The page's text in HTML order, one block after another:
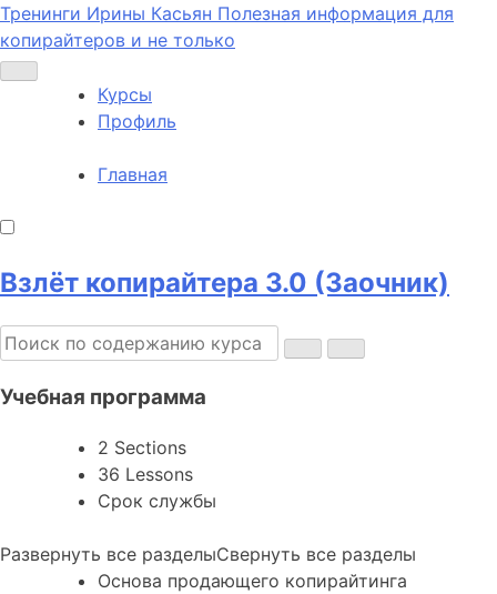
Тренинги Ирины Касьян Полезная информация для
копирайтеров и не только
Курсы
Профиль
Главная
Взлёт копирайтера 3.0 (Заочник)
Учебная программа
2 Sections
36 Lessons
Срок службы
Развернуть все разделыСвернуть все разделы
Основа продающего копирайтинга